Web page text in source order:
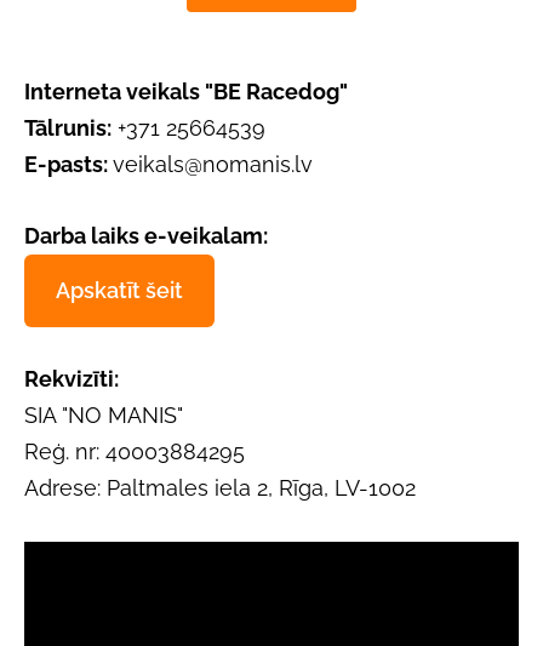
Interneta veikals "BE Racedog"
Tālrunis: +371 25664539
E-pasts:veikals@nomanis.lv
Darba laiks e-veikalam:
Apskatīt šeit
Rekvizīti:
SIA "NO MANIS"
Reģ. nr: 40003884295
Adrese: Paltmales iela 2, Rīga, LV-1002